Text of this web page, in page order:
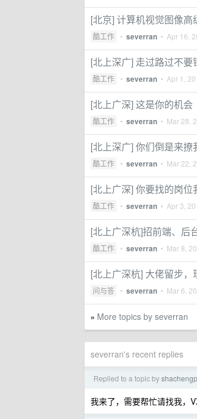
[北京] 计算机视觉图像
酷工作 • severran • Apr 16,
[北上深广] 走过路过不
酷工作 • severran • Apr 1,
[北上广深] 这是你的机会
酷工作 • severran • Mar 28,
[北上深广] 你们倒是来撩
酷工作 • severran • Mar 22,
[北上广深] 你要找的岗位
酷工作 • severran • Apr 3,
[北上广深杭]招前端、后
酷工作 • severran • Mar 8,
[北上广深杭] 大佬留步，
问与答 • severran • Mar 6,
» More topics by severran
severran's recent replies
Replied to a topic by
我来了，需要帮忙请找我，